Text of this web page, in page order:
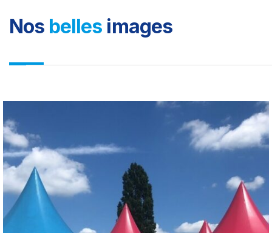
Nos belles images